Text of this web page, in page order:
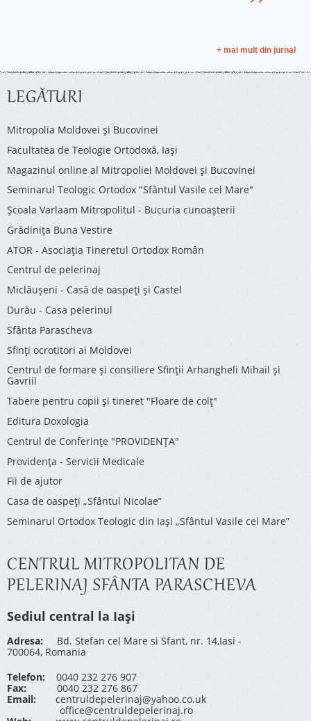
+ mai mult din jurnal
LEGĂTURI
Mitropolia Moldovei și Bucovinei
Facultatea de Teologie Ortodoxă, Iaşi
Magazinul online al Mitropoliei Moldovei și Bucovinei
Seminarul Teologic Ortodox "Sfântul Vasile cel Mare"
Şcoala Varlaam Mitropolitul - Bucuria cunoaşterii
Grădinița Buna Vestire
ATOR - Asociaţia Tineretul Ortodox Român
Centrul de pelerinaj
Miclăușeni - Casă de oaspeţi şi Castel
Durău - Casa pelerinul
Sfânta Parascheva
Sfinți ocrotitori ai Moldovei
Centrul de formare și consiliere Sfinții Arhangheli Mihail și
Gavriil
Tabere pentru copii şi tineret "Floare de colţ"
Editura Doxologia
Centrul de Conferinţe "PROVIDENŢA"
Providenţa - Servicii Medicale
Fii de ajutor
Casa de oaspeți „Sfântul Nicolae”
Seminarul Ortodox Teologic din Iași „Sfântul Vasile cel Mare”
CENTRUL MITROPOLITAN DE
PELERINAJ SFÂNTA PARASCHEVA
Sediul central la Iași
Adresa: Bd. Stefan cel Mare si Sfant, nr. 14,Iasi -
700064, Romania
Telefon: 0040 232 276 907
Fax: 0040 232 276 867
Email:
centruldepelerinaj@yahoo.co.uk
office@centruldepelerinaj.ro